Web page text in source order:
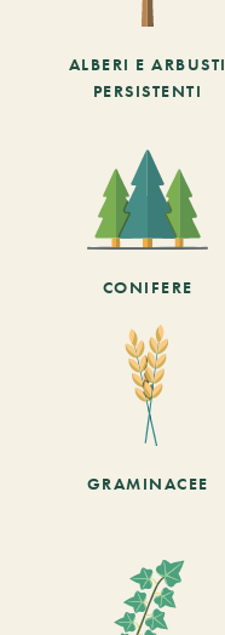
ALBERI E ARBUSTI
PERSISTENTI
CONIFERE
GRAMINACEE